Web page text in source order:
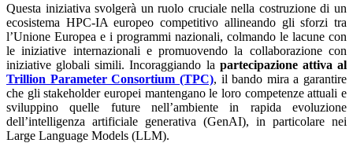
Questa iniziativa svolgerà un ruolo cruciale nella costruzione di un
ecosistema HPC-IA europeo competitivo allineando gli sforzi tra
l’Unione Europea e i programmi nazionali, colmando le lacune con
le iniziative internazionali e promuovendo la collaborazione con
iniziative globali simili. Incoraggiando la partecipazione attiva al
Trillion Parameter Consortium (TPC), il bando mira a garantire
che gli stakeholder europei mantengano le loro competenze attuali e
sviluppino quelle future nell’ambiente in rapida evoluzione
dell’intelligenza artificiale generativa (GenAI), in particolare nei
Large Language Models (LLM).